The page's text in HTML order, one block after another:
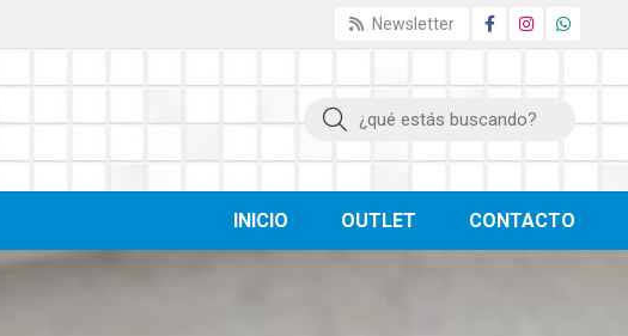
Newsletter
Buscar
INICIO OUTLET CONTACTO